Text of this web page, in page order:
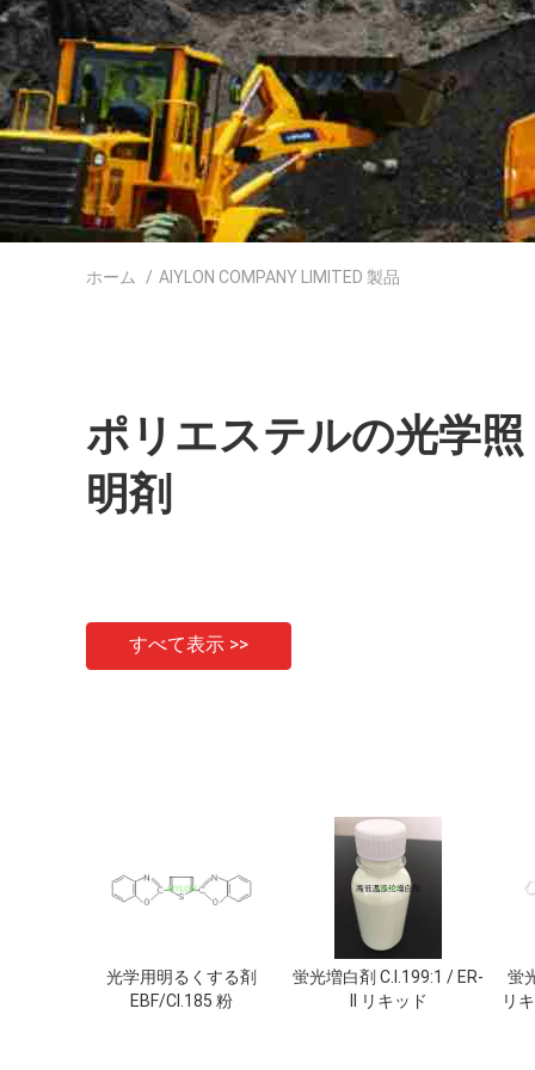
ホーム / AIYLON COMPANY LIMITED 製品
ポリエステルの光学照
明剤
すべて表示 >>
光学用明るくする剤
EBF/CI.185 粉
蛍光増白剤 C.I.199:1 / ER-
II リキッド
蛍
リ